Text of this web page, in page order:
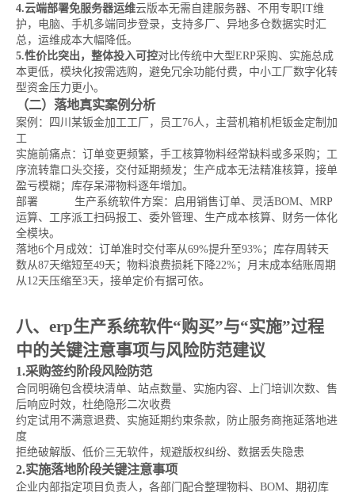
4.云端部署免服务器运维云版本无需自建服务器、不用专职IT维
护，电脑、手机多端同步登录，支持多厂、异地多仓数据实时汇
总，运维成本大幅降低。
5.性价比突出，整体投入可控对比传统中大型ERP采购、实施总成
本更低，模块化按需选购，避免冗余功能付费，中小工厂数字化转
型资金压力更小。
（二）落地真实案例分析
案例：四川某钣金加工工厂，员工76人，主营机箱机柜钣金定制加
工
实施前痛点：订单变更频繁，手工核算物料经常缺料或多采购；工
序流转靠口头交接，交付延期频发；生产成本无法精准核算，接单
盈亏模糊；库存呆滞物料逐年增加。
部署
生产系统软件方案：启用销售订单、灵活BOM、MRP
运算、工序派工扫码报工、委外管理、生产成本核算、财务一体化
全模块。
落地6个月成效：订单准时交付率从69%提升至93%；库存周转天
数从87天缩短至49天；物料浪费损耗下降22%；月末成本结账周期
从12天压缩至3天，接单定价有据可依。
八、erp生产系统软件“购买”与“实施”过程
中的关键注意事项与风险防范建议
1.采购签约阶段风险防范
合同明确包含模块清单、站点数量、实施内容、上门培训次数、售
后响应时效，杜绝隐形二次收费
约定试用不满意退费、实施延期约束条款，防止服务商拖延落地进
度
拒绝破解版、低价三无软件，规避版权纠纷、数据丢失隐患
2.实施落地阶段关键注意事项
企业内部指定项目负责人，各部门配合整理物料、BOM、期初库